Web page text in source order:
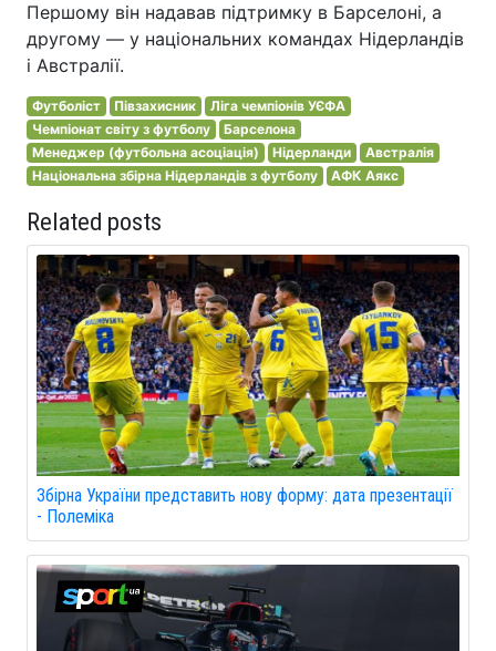
Першому він надавав підтримку в Барселоні, а
другому — у національних командах Нідерландів
і Австралії.
Футболіст Півзахисник
Ліга чемпіонів УЄФА
Чемпіонат світу з футболу
Барселона
Менеджер (футбольна асоціація)
Нідерланди
Австралія
Національна збірна Нідерландів з футболу
АФК Аякс
Related posts
Збірна України представить нову форму: дата презентації
- Полеміка